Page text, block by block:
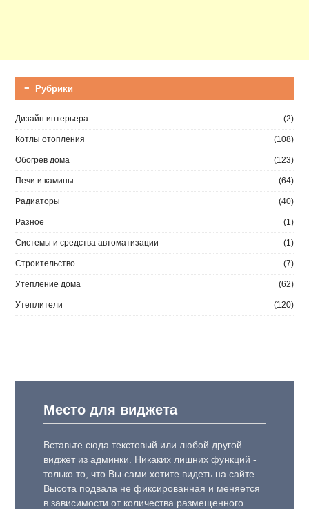
≡ Рубрики
Дизайн интерьера (2)
Котлы отопления (108)
Обогрев дома (123)
Печи и камины (64)
Радиаторы (40)
Разное (1)
Системы и средства автоматизации (1)
Строительство (7)
Утепление дома (62)
Утеплители (120)
Место для виджета
Вставьте сюда текстовый или любой другой
виджет из админки. Никаких лишних функций -
только то, что Вы сами хотите видеть на сайте.
Высота подвала не фиксированная и меняется
в зависимости от количества размещенного